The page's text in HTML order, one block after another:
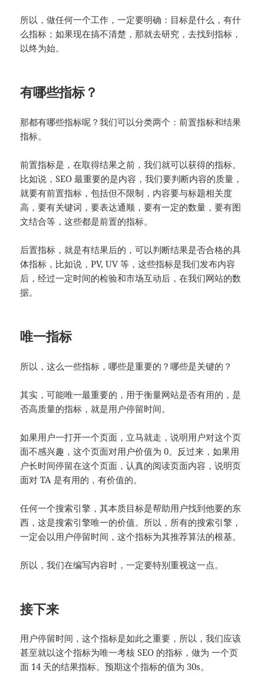
所以，做任何一个工作，一定要明确：目标是什么，有什
么指标；如果现在搞不清楚，那就去研究，去找到指标，
以终为始。
有哪些指标？
那都有哪些指标呢？我们可以分类两个：前置指标和结果
指标。
前置指标是，在取得结果之前，我们就可以获得的指标。
比如说，SEO 最重要的是内容，我们要判断内容的质量，
就要有前置指标，包括但不限制，内容要与标题相关度
高，要有关键词，要表达通顺，要有一定的数量，要有图
文结合等，这些都是前置的指标。
后置指标，就是有结果后的，可以判断结果是否合格的具
体指标，比如说，PV, UV 等，这些指标是我们发布内容
后，经过一定时间的检验和市场互动后，在我们网站的数
据。
唯一指标
所以，这么一些指标，哪些是重要的？哪些是关键的？
其实，可能唯一最重要的，用于衡量网站是否有用的，是
否高质量的指标，就是用户停留时间。
如果用户一打开一个页面，立马就走，说明用户对这个页
面不感兴趣，这个页面对用户价值为 0。反过来，如果用
户长时间停留在这个页面，认真的阅读页面内容，说明页
面对 TA 是有用的，有价值的。
任何一个搜索引擎，其本质目标是帮助用户找到他要的东
西，这是搜索引擎唯一的价值。所以，所有的搜索引擎，
一定会以用户停留时间，这个指标为其推荐算法的根基。
所以，我们在编写内容时，一定要特别重视这一点。
接下来
用户停留时间，这个指标是如此之重要，所以，我们应该
甚至就以这个指标为唯一考核 SEO 的指标，做为 一个页
面 14 天的结果指标。预期这个指标的值为 30s。